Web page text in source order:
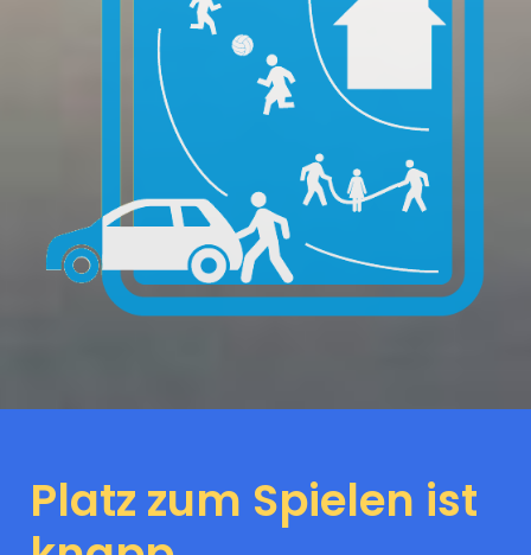
Platz zum Spielen ist